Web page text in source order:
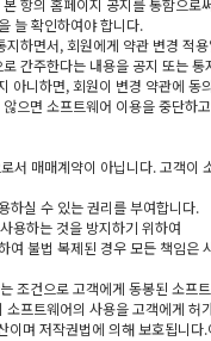
항의 홈페이지 공지를 통함으로
늘 확인하여야 합니다.
하면서, 회원에게 약관 변경 적
간주한다는 내용을 공지 또는 통
아니하면, 회원이 변경 약관에 동
으면 소프트웨어 이용을 중단하
서 매매계약이 아닙니다. 고객이
하실 수 있는 권리를 부여합니다.
용하는 것을 방지하기 위하여
여 불법 복제된 경우 모든 책임은
조건으로 고객에게 동봉된 소프
프트웨어의 사용을 고객에게 허
며 저작권법에 의해 보호됩니다.